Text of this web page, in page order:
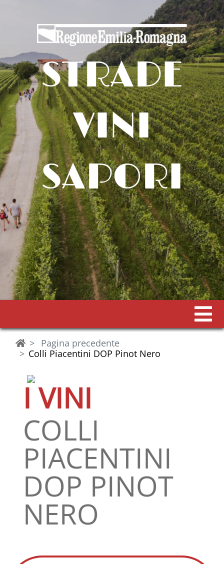
STRADE
VINI
SAPORI
Pagina precedente
Colli Piacentini DOP Pinot Nero
I VINI
COLLI
PIACENTINI
DOP PINOT
NERO